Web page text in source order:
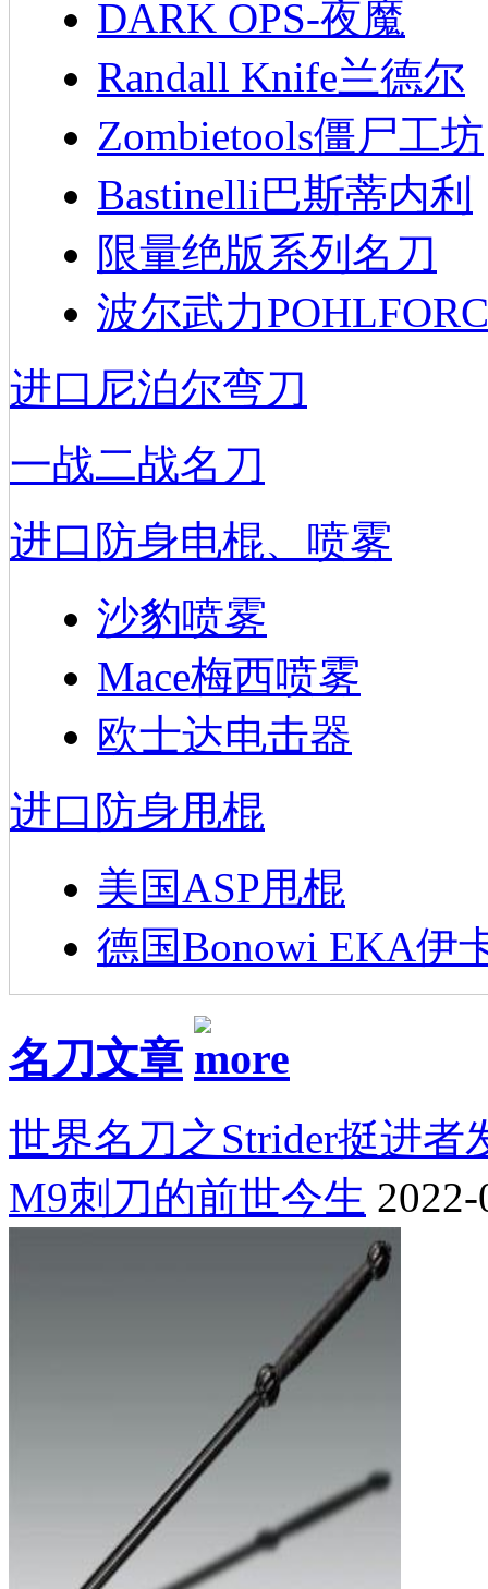
DARK OPS-夜魔
Randall Knife兰德尔
Zombietools僵尸工坊
Bastinelli巴斯蒂内利
限量绝版系列名刀
波尔武力
进口尼泊尔弯刀
一战二战名刀
进口防身电棍、喷雾
沙豹喷雾
Mace梅西喷雾
欧士达电击器
进口防身甩棍
美国ASP甩棍
德国Bonowi EKA伊
名刀文章
世界名刀之Strider挺进者
M9刺刀的前世今生